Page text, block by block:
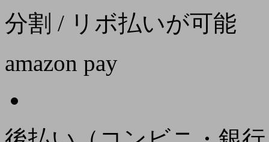
分割 / リボ払いが可能
amazon pay